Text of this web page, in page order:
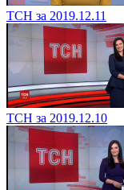
ТСН за 2019.12.11
ТСН за 2019.12.10